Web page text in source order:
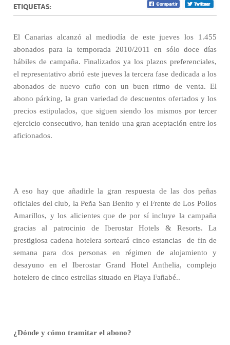
ETIQUETAS:
El Canarias alcanzó al mediodía de este jueves los 1.455
abonados para la temporada 2010/2011 en sólo doce días
hábiles de campaña. Finalizados ya los plazos preferenciales,
el representativo abrió este jueves la tercera fase dedicada a los
abonados de nuevo cuño con un buen ritmo de venta. El
abono párking, la gran variedad de descuentos ofertados y los
precios estipulados, que siguen siendo los mismos por tercer
ejercicio consecutivo, han tenido una gran aceptación entre los
aficionados.
A eso hay que añadirle la gran respuesta de las dos peñas
oficiales del club, la Peña San Benito y el Frente de Los Pollos
Amarillos, y los alicientes que de por sí incluye la campaña
gracias al patrocinio de Iberostar Hotels & Resorts. La
prestigiosa cadena hotelera sorteará cinco estancias
de fin de
semana para dos personas en régimen de alojamiento y
desayuno en el Iberostar Grand Hotel Anthelia, complejo
hotelero de cinco estrellas situado en Playa Fañabé..
¿Dónde y cómo tramitar el abono?